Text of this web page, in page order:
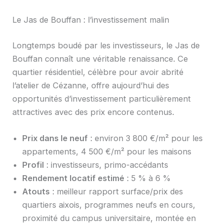
Le Jas de Bouffan : l’investissement malin
Longtemps boudé par les investisseurs, le Jas de
Bouffan connaît une véritable renaissance. Ce
quartier résidentiel, célèbre pour avoir abrité
l’atelier de Cézanne, offre aujourd’hui des
opportunités d’investissement particulièrement
attractives avec des prix encore contenus.
Prix dans le neuf : environ 3 800 €/m² pour les
appartements, 4 500 €/m² pour les maisons
Profil : investisseurs, primo-accédants
Rendement locatif estimé : 5 % à 6 %
Atouts : meilleur rapport surface/prix des
quartiers aixois, programmes neufs en cours,
proximité du campus universitaire, montée en